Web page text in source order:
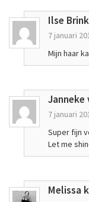
Ilse
7 januari
Mijn haar
Janneke
7 januari
Super fijn
Let me
Melissa k